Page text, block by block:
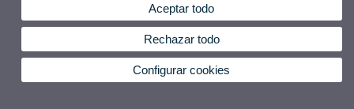
Aceptar todo
Rechazar todo
Configurar cookies